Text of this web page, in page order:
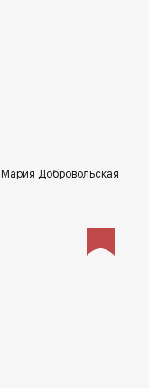
Мария Добровольская